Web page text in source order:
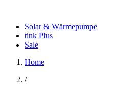
Solar & Wärmepumpe
tink Plus
Sale
Home
/